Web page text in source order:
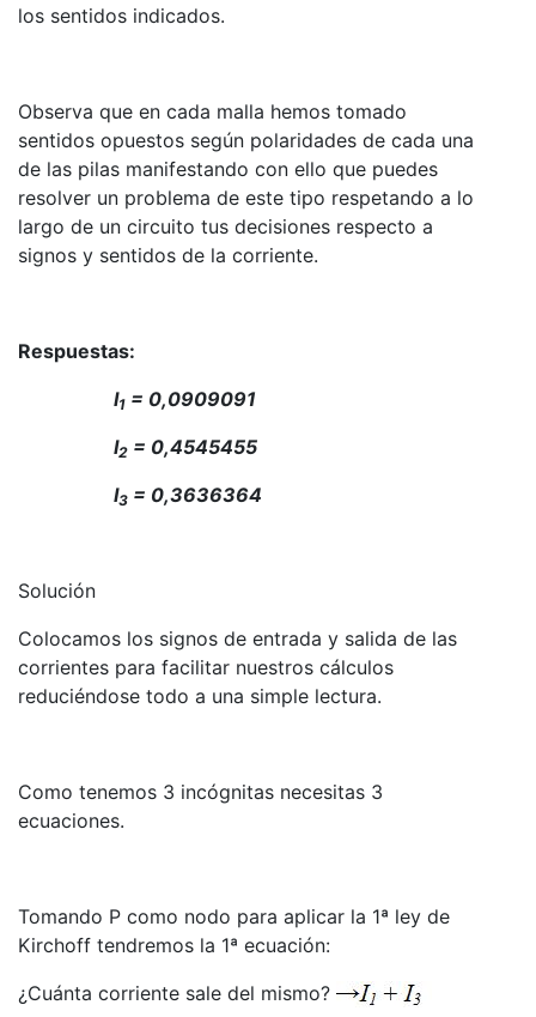
los sentidos indicados.
Observa que en cada malla hemos tomado
sentidos opuestos según polaridades de cada una
de las pilas manifestando con ello que puedes
resolver un problema de este tipo respetando a lo
largo de un circuito tus decisiones respecto a
signos y sentidos de la corriente.
Respuestas:
I1 = 0,0909091
I2 = 0,4545455
I3 = 0,3636364
Solución
Colocamos los signos de entrada y salida de las
corrientes para facilitar nuestros cálculos
reduciéndose todo a una simple lectura.
Como tenemos 3 incógnitas necesitas 3
ecuaciones.
Tomando P como nodo para aplicar la 1ª ley de
Kirchoff tendremos la 1ª ecuación:
¿Cuánta corriente sale del mismo?